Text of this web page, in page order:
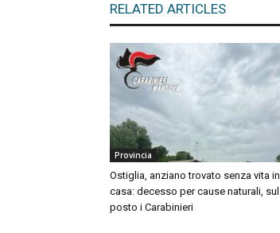
RELATED ARTICLES
Provincia
Ostiglia, anziano trovato senza vita in
casa: decesso per cause naturali, sul
posto i Carabinieri